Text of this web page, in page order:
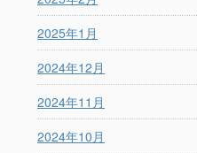
2025年1月
2024年12月
2024年11月
2024年10月